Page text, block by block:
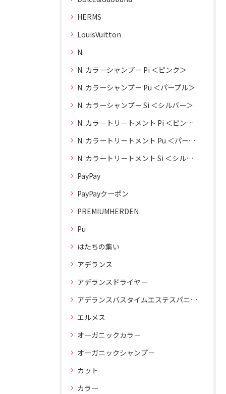
HERMS
LouisVuitton
N.
N. カラーシャンプー Pi ＜ピンク＞
N. カラーシャンプー Pu ＜パープル＞
N. カラーシャンプー Si ＜シルバー＞
N. カラートリートメント Pi ＜ピンク＞
N. カラートリートメント Pu ＜パープル＞
N. カラートリートメント Si ＜シルバー＞
PayPay
PayPayクーポン
PREMIUMHERDEN
Pu
はたちの集い
アデランス
アデランスドライヤー
アデランスバスタイムエステスパニスト
エルメス
オーガニックカラー
オーガニックシャンプー
カット
カラー